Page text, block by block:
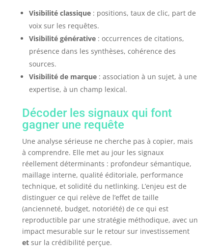
Visibilité classique: positions, taux de clic, part de
voix sur les requêtes.
Visibilité générative: occurrences de citations,
présence dans les synthèses, cohérence des
sources.
Visibilité de marque: association à un sujet, à une
expertise, à un champ lexical.
Décoder les signaux qui font
gagner une requête
Une analyse sérieuse ne cherche pas à copier, mais
à comprendre. Elle met au jour les signaux
réellement déterminants : profondeur sémantique,
maillage interne, qualité éditoriale, performance
technique, et solidité du netlinking. L’enjeu est de
distinguer ce qui relève de l’effet de taille
(ancienneté, budget, notoriété) de ce qui est
reproductible par une stratégie méthodique, avec un
impact mesurable sur le retour sur investissement
etsur la crédibilité perçue.